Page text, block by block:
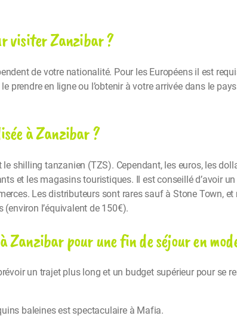
visiter Zanzibar ?
de votre nationalité. Pour les Européens il est
prendre en ligne ou l’obtenir à votre arrivée dans le
à Zanzibar ?
shilling tanzanien (TZS). Cependant, les euros, les
et les magasins touristiques. Il est conseillé d’avoir
Les distributeurs sont rares sauf à Stone Town,
l’équivalent de 150€).
pour une fin de séjour en
un trajet plus long et un budget supérieur pour se
baleines est spectaculaire à Mafia.